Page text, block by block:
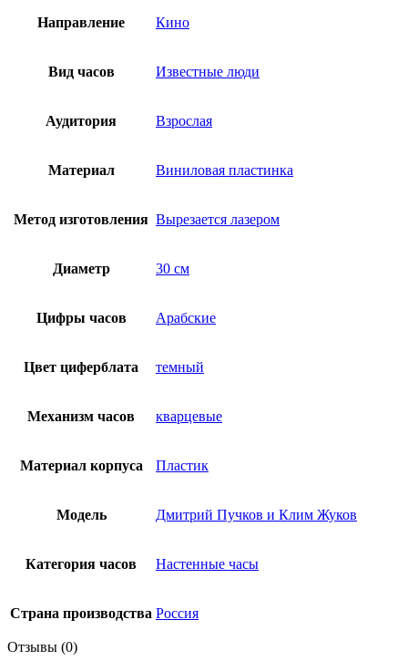
Направление Кино
Вид часов Известные люди
Аудитория Взрослая
Материал Виниловая пластинка
Метод изготовления Вырезается лазером
Диаметр 30 см
Цифры часов Арабские
Цвет циферблата темный
Механизм часов кварцевые
Материал корпуса Пластик
Модель Дмитрий Пучков и Клим Жуков
Категория часов Настенные часы
Страна производства Россия
Отзывы (0)